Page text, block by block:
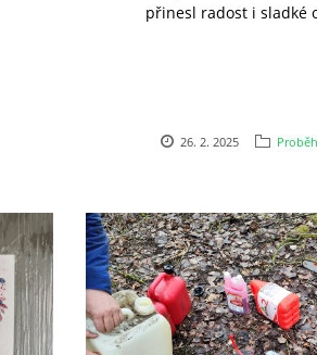
přinesl radost i sladké
26. 2. 2025